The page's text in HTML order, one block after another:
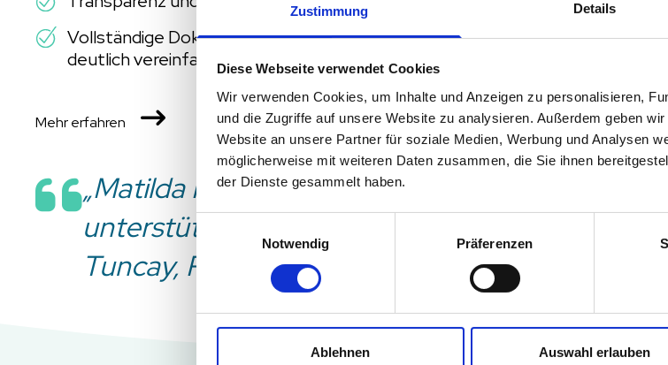
Zustimmung Details
Diese Webseite verwendet Cookies
Wir verwenden Cookies, um Inhalte und Anzeigen zu personalisieren,
und die Zugriffe auf unsere Website zu analysieren. Außerdem geben
Website an unsere Partner für soziale Medien, Werbung und Analysen
möglicherweise mit weiteren Daten zusammen, die Sie ihnen
der Dienste gesammelt haben.
Einwilligungsauswahl
Notwendig
Präferenzen
Ablehnen Auswahl erlauben
Vollständige Dokumentation und Rückverfolgbarkeit, die Audits
deutlich vereinfachen.
Mehr erfahren
„Matilda HACCP ist wie ein unsichtbarer Held
unterstützt uns in jedem Schritt und hilft uns,
Tuncay, Produktionsleiter bei Rahms Kexfabrik.